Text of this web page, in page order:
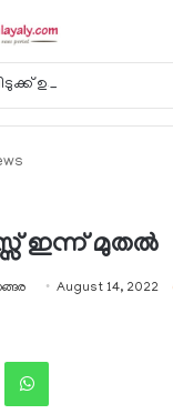
ഉടന്‍ തുറന്നേക്കും
ഇന്ന് മുതല്‍
August 14, 2022
WhatsApp